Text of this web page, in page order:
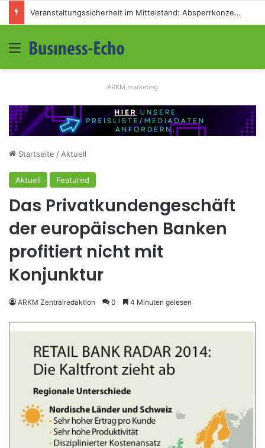
Veranstaltungssicherheit im Mittelstand: Absperrkonzepte für temporäre Außengelände
Menü
ARKM.marketing
Startseite / Aktuell
Aktuell Featured
Das Privatkundengeschäft
der europäischen Banken
profitiert nicht mit
Konjunktur
ARKM Zentralredaktion 0 4 Minuten gelesen